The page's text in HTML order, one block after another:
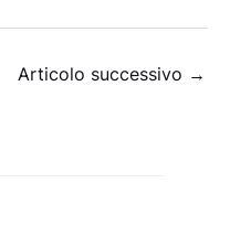
Articolo successivo →